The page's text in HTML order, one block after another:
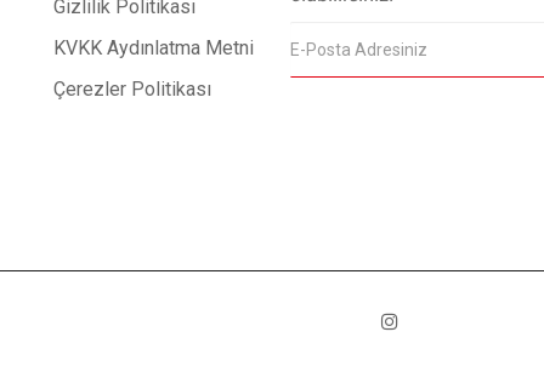
Gizlilik Politikası
KVKK Aydınlatma Metni
Çerezler Politikası